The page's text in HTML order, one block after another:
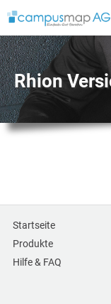
Rhion
Startseite
Produkte
Hilfe & FAQ